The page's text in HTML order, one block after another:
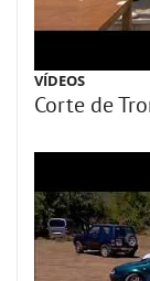
VÍDEOS
Corte de